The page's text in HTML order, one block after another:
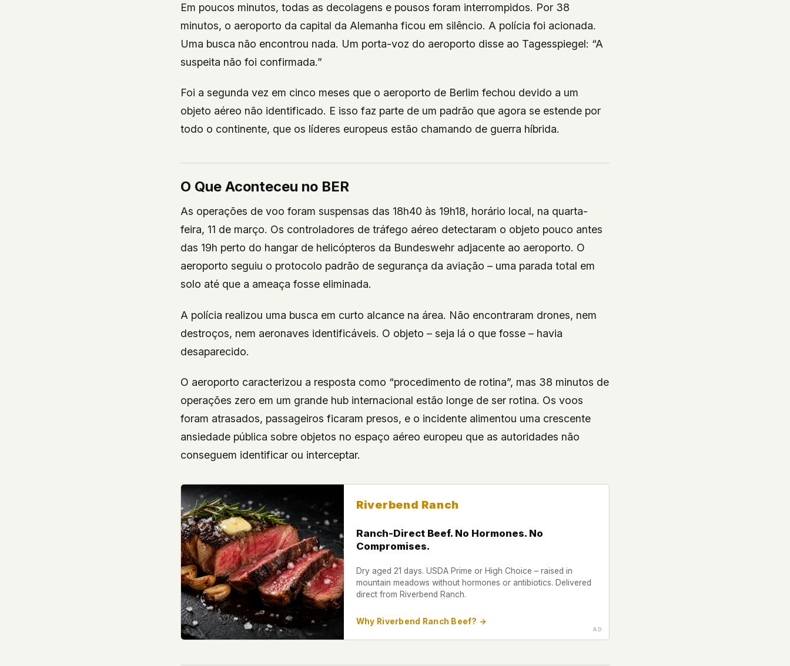
Em poucos minutos, todas as decolagens e pousos foram interrompidos. Por 38
minutos, o aeroporto da capital da Alemanha ficou em silêncio. A polícia foi acionada.
Uma busca não encontrou nada. Um porta-voz do aeroporto disse ao Tagesspiegel: “A
suspeita não foi confirmada.”
Foi a segunda vez em cinco meses que o aeroporto de Berlim fechou devido a um
objeto aéreo não identificado. E isso faz parte de um padrão que agora se estende por
todo o continente, que os líderes europeus estão chamando de guerra híbrida.
O Que Aconteceu no BER
As operações de voo foram suspensas das 18h40 às 19h18, horário local, na quarta-
feira, 11 de março. Os controladores de tráfego aéreo detectaram o objeto pouco antes
das 19h perto do hangar de helicópteros da Bundeswehr adjacente ao aeroporto. O
aeroporto seguiu o protocolo padrão de segurança da aviação – uma parada total em
solo até que a ameaça fosse eliminada.
A polícia realizou uma busca em curto alcance na área. Não encontraram drones, nem
destroços, nem aeronaves identificáveis. O objeto – seja lá o que fosse – havia
desaparecido.
O aeroporto caracterizou a resposta como “procedimento de rotina”, mas 38 minutos de
operações zero em um grande hub internacional estão longe de ser rotina. Os voos
foram atrasados, passageiros ficaram presos, e o incidente alimentou uma crescente
ansiedade pública sobre objetos no espaço aéreo europeu que as autoridades não
conseguem identificar ou interceptar.
Riverbend Ranch
Ranch-Direct Beef. No Hormones. No
Compromises.
Dry aged 21 days. USDA Prime or High Choice – raised in
mountain meadows without hormones or antibiotics. Delivered
direct from Riverbend Ranch.
Why Riverbend Ranch Beef? →